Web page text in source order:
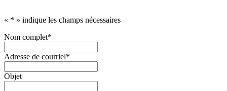
« * » indique les champs nécessaires
Nom complet*
Adresse de courriel*
Objet